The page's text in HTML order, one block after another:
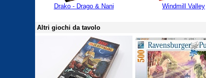
Drako - Drago & Nani Windmill Valley
Altri giochi da tavolo